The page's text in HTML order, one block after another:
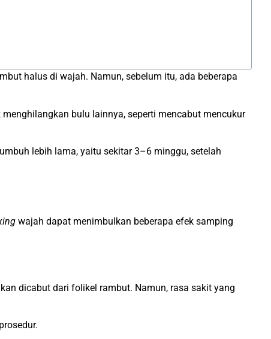
halus di wajah. Namun, sebelum itu, ada beberapa
bulu lainnya, seperti mencabut mencukur
lebih lama, yaitu sekitar 3–6 minggu, setelah
wajah dapat menimbulkan beberapa efek samping
dicabut dari folikel rambut. Namun, rasa sakit yang